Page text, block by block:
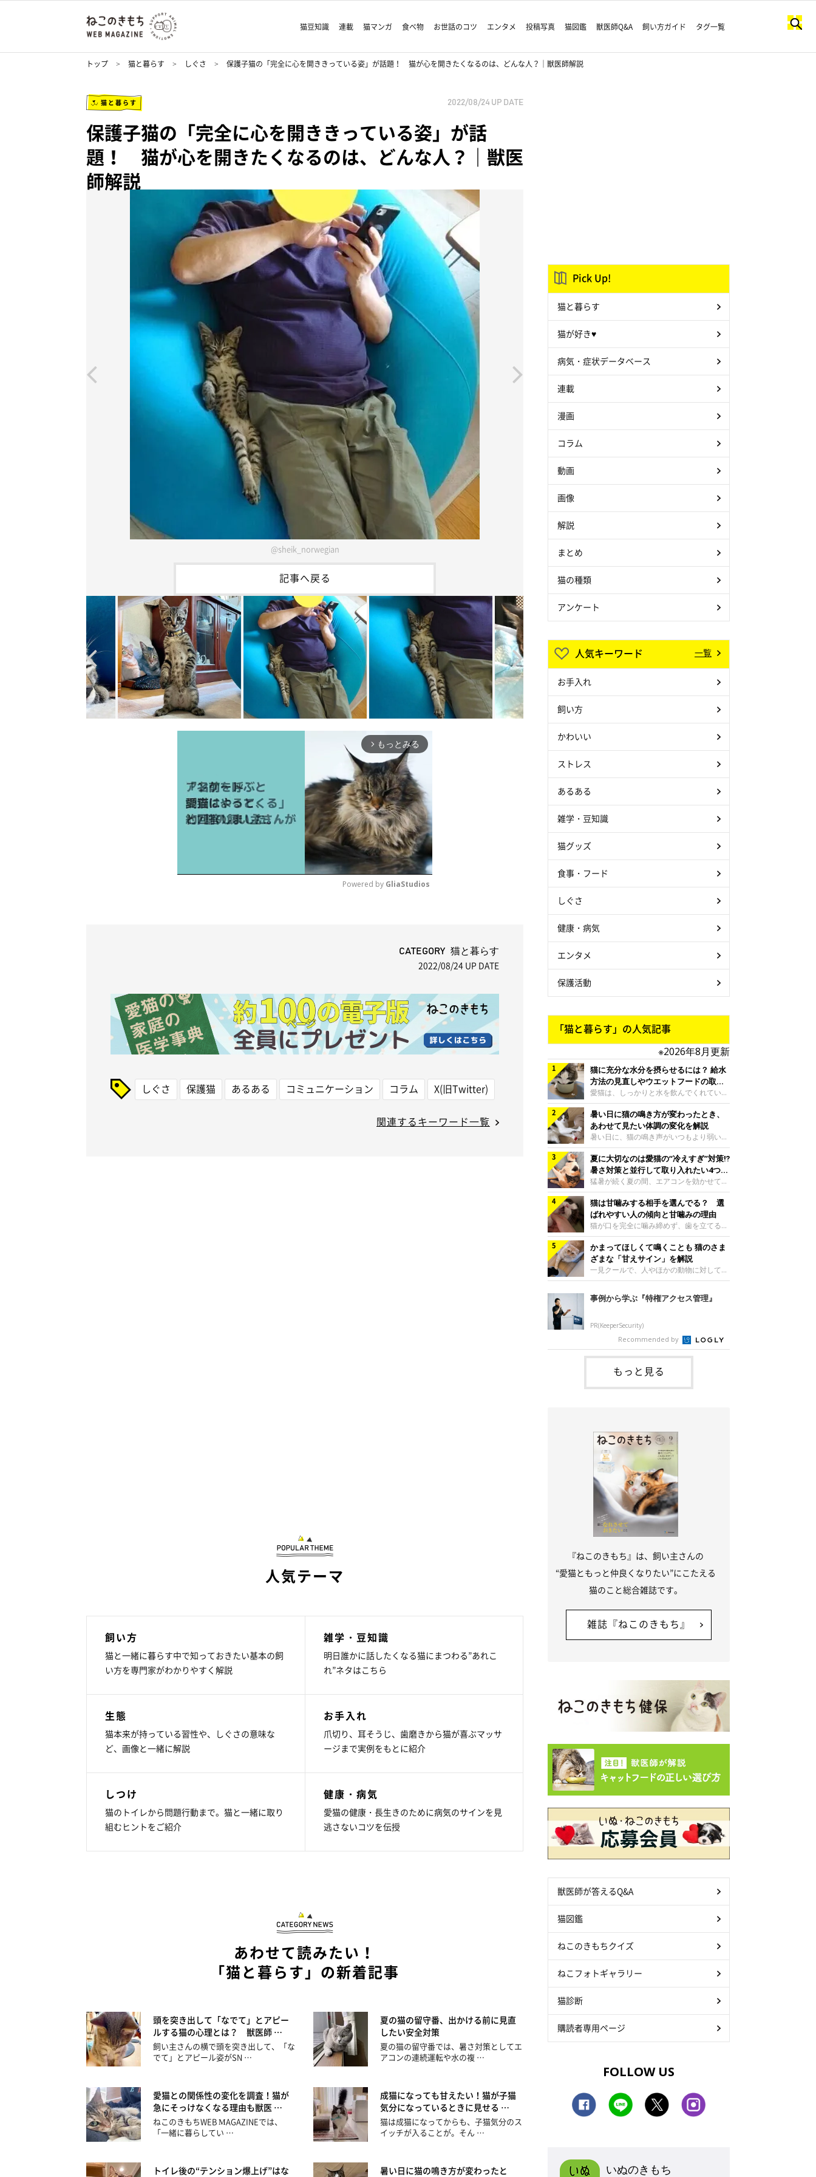
猫豆知識 連載 猫マンガ 食べ物 お世話のコツ エンタメ 投稿写真 猫図鑑 獣医師Q&A 飼い方ガイド タグ一覧
トップ 猫と暮らす しぐさ 保護子猫の「完全に心を開ききっている姿」が話題！ 猫が心を開きたくなるのは、どんな人？｜獣医師解説
猫と暮らす 2022/08/24 UP DATE
保護子猫の「完全に心を開ききっている姿」が話
題！ 猫が心を開きたくなるのは、どんな人？｜獣医
師解説
@sheik_norwegian
記事へ戻る
arrow_forward_ios もっとみる
Powered by GliaStudios
CATEGORY 猫と暮らす
2022/08/24 UP DATE
しぐさ 保護猫 あるある コミュニケーション コラム X(旧Twitter)
関連するキーワード一覧
人気テーマ
飼い方
猫と一緒に暮らす中で知っておきたい基本の飼
い方を専門家がわかりやすく解説
雑学・豆知識
明日誰かに話したくなる猫にまつわる”あれこ
れ”ネタはこちら
生態
猫本来が持っている習性や、しぐさの意味な
ど、画像と一緒に解説
お手入れ
爪切り、耳そうじ、歯磨きから猫が喜ぶマッサ
ージまで実例をもとに紹介
しつけ
猫のトイレから問題行動まで。猫と一緒に取り
組むヒントをご紹介
健康・病気
愛猫の健康・長生きのために病気のサインを見
逃さないコツを伝授
あわせて読みたい！
「猫と暮らす」の新着記事
頭を突き出して「なでて」とアピー
ルする猫の心理とは？ 獣医師 …
飼い主さんの横で頭を突き出して、「な
でて」とアピール姿がSN …
夏の猫の留守番、出かける前に見直
したい安全対策
夏の猫の留守番では、暑さ対策としてエ
アコンの連続運転や水の複 …
愛猫との関係性の変化を調査！猫が
急にそっけなくなる理由も獣医 …
ねこのきもちWEB MAGAZINEでは、
「一緒に暮らしてい …
成猫になっても甘えたい！猫が子猫
気分になっているときに見せる …
猫は成猫になってからも、子猫気分のス
イッチが入ることが。そん …
トイレ後の“テンション爆上げ”はな
暑い日に猫の鳴き方が変わったと
Pick Up!
猫と暮らす
猫が好き♥
病気・症状データベース
連載
漫画
コラム
動画
画像
解説
まとめ
猫の種類
アンケート
人気キーワード 一覧
お手入れ
飼い方
かわいい
ストレス
あるある
雑学・豆知識
猫グッズ
食事・フード
しぐさ
健康・病気
エンタメ
保護活動
「猫と暮らす」の人気記事
※2026年8月更新
猫に充分な水分を摂らせるには？ 給水
方法の見直しやウエットフードの取り
入れ方を解説
愛猫は、しっかりと水を飲んでくれていま
すか？ 夏場はエアコンで室内が涼しいこ
ともあり、猫があまり水を飲まないこと
も。積極的に水分を摂らせるためには、給
水方法を見直したり、フードから水分を摂
らせたりする方法があります。今回は獣医
師の重本仁先生に、猫に水分を摂らせるた
めにできるためできる工夫を教えていただ
きました。ボウルの高さを愛猫の好みにね
このきもち投稿写真ギャラリー水飲みボウ
ルの高さは、猫が飲むときに頭が胃より下
にならないように設定すると飲みやすいで
しょう。首を深く折り曲げずに済むため、
関節や食道への負
暑い日に猫の鳴き方が変わったとき、
あわせて見たい体調の変化を解説
暑い日に、猫の鳴き声がいつもより弱い、
かすれる、しつこく鳴くなど、ふだんと違
って聞こえることがあります。 そんなと
き、あわせてどのような様子を確認したら
よいのでしょうか。暑い日に猫の鳴き方が
変わるときの見方や注意したい体調の変化
などについて、ねこのきもち獣医師相談室
の山口みき先生に伺いました。 鳴き方の
変化だけで判断せず、全身の様子も確認し
てねこのきもち投稿写真ギャラリー猫の鳴
き方が変わったとき、暑さと関係している
ように見えることがあります。 ただ、鳴
き声だけで原因を決めるのは難しく、体調
や環境の変化を
夏に大切なのは愛猫の“冷えすぎ”対策⁉
暑さ対策と並行して取り入れたい4つの
工夫
猛暑が続く夏の間、エアコンを効かせて室
内を冷やしますよね。しかし、人にとって
は快適な温度でも、猫にとっては温度が低
すぎることも。暑さ対策と並行して、冷え
すぎ対策もしっかりと行うことが大切で
す。今回は獣医師の重本仁先生に、猫の冷
えすぎを防ぐ4つの対策を教えていただき
ました。（1） 冷房の効いていない部屋に
行き来できるようにするねこのきもち投稿
写真ギャラリー猫が寒いと感じたときに、
ましょう。冷房の効いていない部屋や廊下
が通れる程度に
猫は甘噛みする相手を選んでる？ 選
ばれやすい人の傾向と甘噛みの理由
猫が口を完全に噛み締めず、歯を立てる程
度に噛む“甘噛み”。遊びやスキンシップの
ときに繰り出すことがありますが、同じ家
族でも噛まれる頻度に違いがあると感じる
ことも。ねこのきもちWEB MAGAZINEで
は、飼い主さんたちにアンケートを実施
し、愛猫が甘噛みする相手を選んでいると
感じる状況を教えてもらいました。また、
には、実際に猫は甘噛みする相手を選んで
いるのか、その真相をお聞きします。約6
割の飼い主さんが「甘噛みする相手を選ん
でいる」と感じていた※2026年5月実施
かまってほしくて鳴くことも 猫のさま
ざまな「甘えサイン」を解説
一見クールで、人やほかの動物に対してあ
まり求めないように見える猫。しかし、実
は甘えん坊な性格の猫も少なくありませ
ん。今回は猫たちが出している“甘えサイ
アニマルサイエンス学科准教授の加隈良枝
先生に教えていただきました。鳴くのは、
かまってほしいサインねこのきもち投稿写
真ギャラリーもともと、子猫が親猫に対し
てお世話を求めるときに鳴き声を使いま
す。子猫なので「ニャー」よりもややか細
い「ミャア」といった鳴き声になります
事例から学ぶ『特権アクセス管理』
PR(KeeperSecurity)
Recommended by
もっと見る
『ねこのきもち』は、飼い主さんの
“愛猫ともっと仲良くなりたい”にこたえる
猫のこと総合雑誌です。
雑誌『ねこのきもち』
獣医師が答えるQ&A
猫図鑑
ねこのきもちクイズ
ねこフォトギャラリー
猫診断
購読者専用ページ
FOLLOW US
いぬのきもち